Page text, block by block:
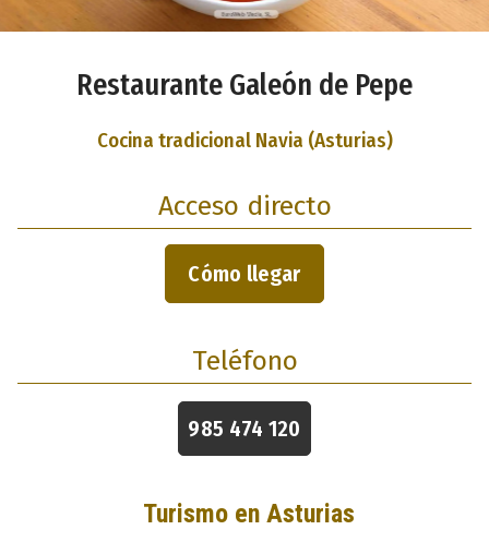
Restaurante Galeón de Pepe
Cocina tradicional Navia (Asturias)
Acceso directo
Cómo llegar
Teléfono
985 474 120